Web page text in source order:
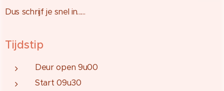
Dus schrijf je snel in......
Tijdstip
Deur open 9u00
Start 09u30